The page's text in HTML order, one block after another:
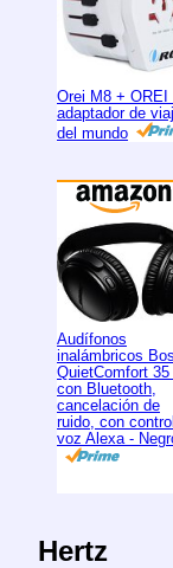
Orei M8 + OREI
adaptador de
del mundo
Audífonos
inalámbricos
QuietComfort 35
con Bluetooth,
cancelación de
ruido, con
voz Alexa -
Hertz